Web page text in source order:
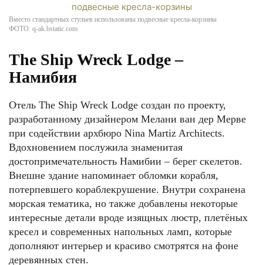
Вместо стандартных стульев использованы подвесные кресла-корзины
ФОТО: q-ak.bstatic.com
The Ship Wreck Lodge –
Намибия
Отель The Ship Wreck Lodge создан по проекту,
разработанному дизайнером Мелани ван дер Мерве
при содействии архбюро Nina Martiz Architects.
Вдохновением послужила знаменитая
достопримечательность Намибии – берег скелетов.
Внешне здание напоминает обломки корабля,
потерпевшего кораблекрушение. Внутри сохранена
морская тематика, но также добавлены некоторые
интересные детали вроде изящных люстр, плетёных
кресел и современных напольных ламп, которые
дополняют интерьер и красиво смотрятся на фоне
деревянных стен.